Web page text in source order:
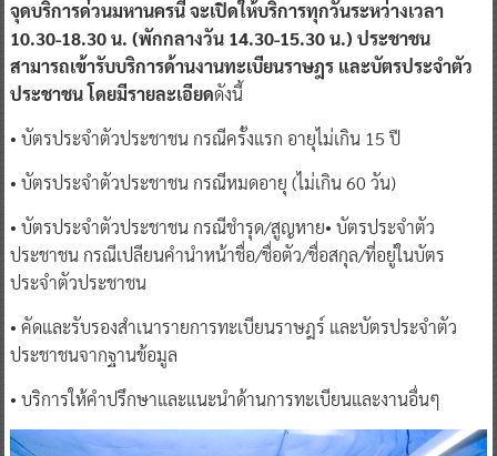
จุดบริการด่วนมหานครนี้ จะเปิดให้บริการทุกวันระหว่างเวลา
10.30-18.30 น. (พักกลางวัน 14.30-15.30 น.) ประชาชน
สามารถเข้ารับบริการด้านงานทะเบียนราษฎร และบัตรประจำตัว
ประชาชน โดยมีรายละเอียดดังนี้
• บัตรประจำตัวประชาชน กรณีครั้งแรก อายุไม่เกิน 15 ปี
• บัตรประจำตัวประชาชน กรณีหมดอายุ (ไม่เกิน 60 วัน)
• บัตรประจำตัวประชาชน กรณีชำรุด/สูญหาย• บัตรประจำตัว
ประชาชน กรณีเปลียนคำนำหน้าชื่อ/ชื่อตัว/ชื่อสกุล/ที่อยู่ในบัตร
ประจำตัวประชาชน
• คัดและรับรองสำเนารายการทะเบียนราษฎร์ และบัตรประจำตัว
ประชาชนจากฐานข้อมูล
• บริการให้คำปรึกษาและแนะนำด้านการทะเบียนและงานอื่นๆ